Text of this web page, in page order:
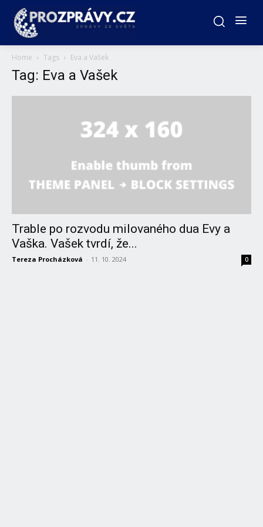
Home Tags Eva a Vašek
Tag: Eva a Vašek
Trable po rozvodu milovaného dua Evy a
Vaška. Vašek tvrdí, že...
Tereza Procházková - 11. 10. 2024 0